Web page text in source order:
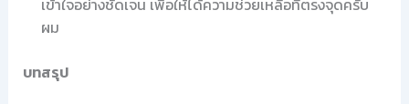
เข้าใจอย่างชัดเจน เพื่อให้ได้ความช่วยเหลือที่ตรงจุดครับ
ผม
บทสรุป